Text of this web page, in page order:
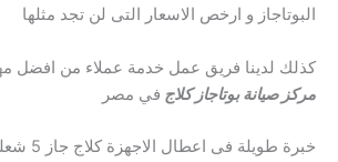
البوتاجاز و ارخص الاسعار التى لن تجد مثلها
كذلك لدينا فريق عمل خدمة عملاء من افضل
مركز صيانة بوتاجاز كلاج في مصر
خبرة طويلة فى اعطال الاجهزة كلاج جاز 5 شعلة